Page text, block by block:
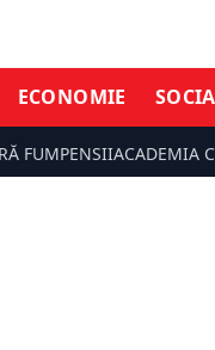
ECONOMIE
FUMPENSIIACADEMIA